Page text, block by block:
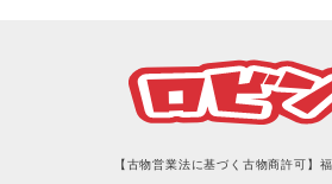
【古物営業法に基づく古物商許可